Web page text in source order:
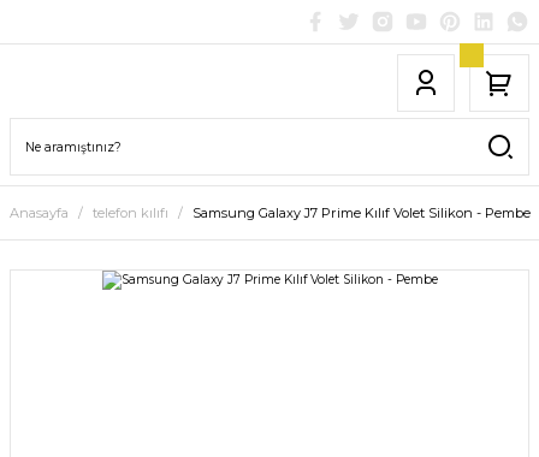
Anasayfa telefon kılıfı Samsung Galaxy J7 Prime Kılıf Volet Silikon - Pembe